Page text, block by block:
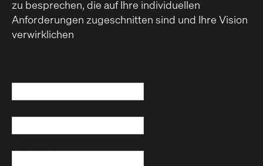
zu besprechen, die auf Ihre individuellen
Anforderungen zugeschnitten sind und Ihre Vision
verwirklichen